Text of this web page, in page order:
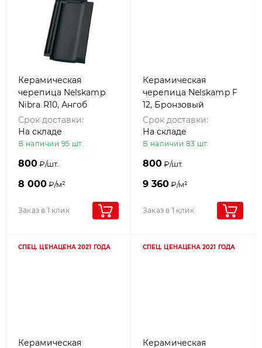
Керамическая
черепица Nelskamp
Nibra R10, Ангоб
состаренный Черный
Срок доставки:
На складе
В наличии 95 шт.
800₽/шт.
8 000₽/м²
Заказ в 1 клик
Керамическая
черепица Nelskamp F
12, Бронзовый
Срок доставки:
На складе
В наличии 83 шт.
800₽/шт.
9 360₽/м²
Заказ в 1 клик
СПЕЦ. ЦЕНАЦЕНА 2021 ГОДА
Керамическая
СПЕЦ. ЦЕНАЦЕНА 2021 ГОДА
Керамическая